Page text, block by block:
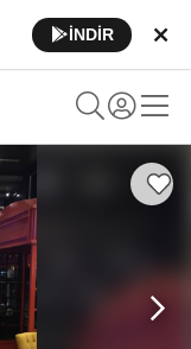
İNDİR